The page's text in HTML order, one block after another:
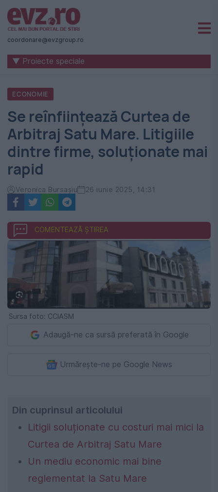
Știri
naționale
internaționale
România
-
Evenimentul
Zilei
coordonare@evzgroup.ro
▼ Proiecte speciale
ECONOMIE
Se reînființează Curtea de
Arbitraj Satu Mare. Litigiile
dintre firme, soluționate mai
rapid
Veronica Bursașiu 26 iunie 2025, 14:31
COMENTEAZĂ ȘTIREA
Sursa foto: CCIASM
Adaugă-ne ca sursă preferată în Google
Urmărește-ne pe Google News
Din cuprinsul articolului
Litigii soluționate cu costuri mai mici la
Curtea de Arbitraj Satu Mare
Un mediu economic mai bine
reglementat la Satu Mare